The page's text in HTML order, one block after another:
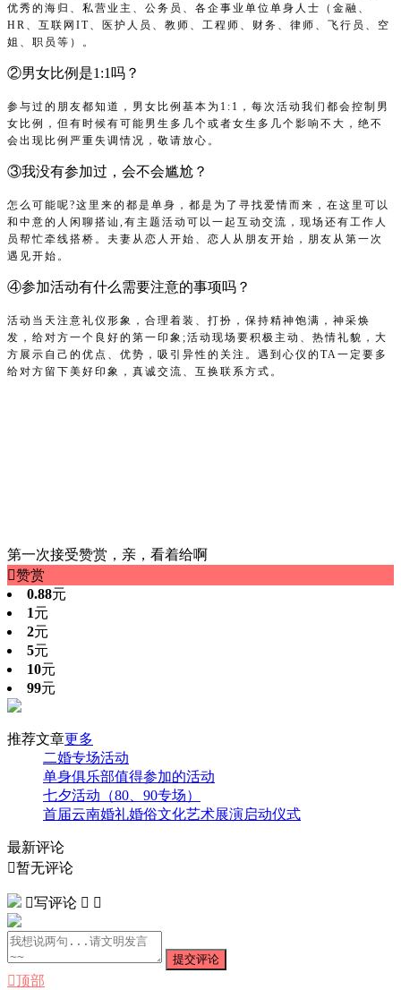
优秀的海归、私营业主、公务员、各企事业单位单身人士（金融、
HR、互联网IT、医护人员、教师、工程师、财务、律师、飞行员、空
姐、职员等）。
②男女比例是1:1吗？
参与过的朋友都知道， 男女比例基本为1:1， 每次活动我们都会控制男
女比例，但有时候有可能男生多几个或者女生多几个影响不大，绝不
会出现比例严重失调情况，敬请放心。
③我没有参加过，会不会尴尬？
怎么可能呢?这里来的都是单身，都是为了寻找爱情而来，在这里可以
和中意的人闲聊搭讪,有主题活动可以一起互动交流，现场还有工作人
员帮忙牵线搭桥。夫妻从恋人开始、恋人从朋友开始，朋友从第一次
遇见开始。
④参加活动有什么需要注意的事项吗？
活动当天注意礼仪形象，合理着装、打扮，保持精神饱满，神采焕
发，给对方一个良好的第一印象;活动现场要积极主动、热情礼貌，大
方展示自己的优点、优势，吸引异性的关注。遇到心仪的TA一定要多
给对方留下美好印象，真诚交流、互换联系方式。
第一次接受赞赏，亲，看着给啊
赞赏
0.88元
1元
2元
5元
10元
99元
推荐文章更多
二婚专场活动
单身俱乐部值得参加的活动
七夕活动（80、90专场）
首届云南婚礼婚俗文化艺术展演启动仪式
最新评论
暂无评论
写评论  
提交评论
顶部